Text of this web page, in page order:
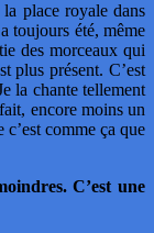
place royale dans
toujours été, même
des morceaux qui
plus présent. C’est
la chante tellement
encore moins un
comme ça que
C’est une